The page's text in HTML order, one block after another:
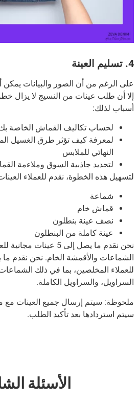
4. تسليم العينة
على الرغم من أن الصور والبيانات يمكن
إلا أن طلب عينات من النسيج لا يزال
أسباب لذلك:
لحساب تكاليف القماش الخاصة
لمعرفة كيف تؤثر طرق الغسيل
النهائي للملابس
لتحديد جاذبية السوق وملاءمة
لتسهيل هذه الخطوة، نقدم للعملاء العينات
شماعة
قماش خام
نصف عينة بنطلون
عينة كاملة من البنطلون
نحن نقدم ما يصل إلى 5
الشماعات والأقمشة الخام.
للعملاء المخلصين، بما في ذلك
السراويل، والسراويل الكاملة.
ملحوظة: سيتم إرسال جميع العينات مع
سيتم استردادها بعد تأكيد الطلب.
الأسئلة